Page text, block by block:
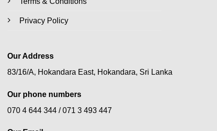
Privacy Policy
Our Address
83/16/A, Hokandara East, Hokandara, Sri Lanka
Our phone numbers
070 4 644 344 /071 3 493 447